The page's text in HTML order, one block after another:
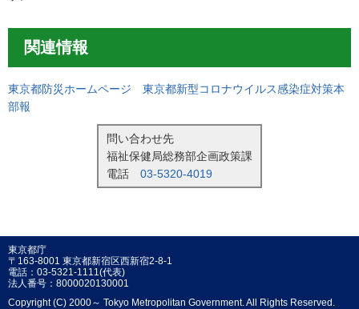
関連情報
東京都防災ホームページ 東京都新型コロナウイルス感染症対策本
部報
問い合わせ先
福祉保健局総務部企画政策課
電話 03-5320-4019
東京都庁
〒163-8001 東京都新宿区西新宿2-8-1
電話：03-5321-1111(代表)
法人番号：8000020130001
Copyright (C) 2000～ Tokyo Metropolitan Government. All Rights Reserved.